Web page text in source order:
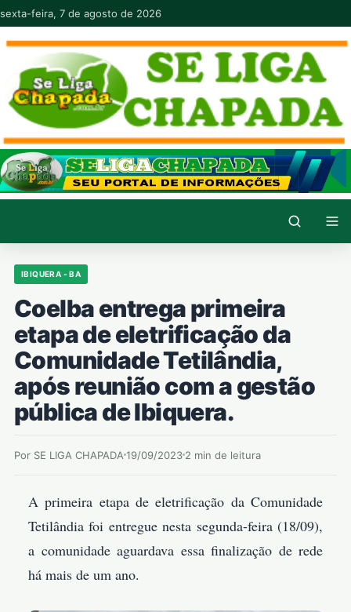
Pular para o conteúdo
sexta-feira, 7 de agosto de 2026
IBIQUERA - BA
Coelba entrega primeira
etapa de eletrificação da
Comunidade Tetilândia,
após reunião com a gestão
pública de Ibiquera.
Por SE LIGA CHAPADA 19/09/2023 2 min de leitura
A primeira etapa de eletrificação da Comunidade
Tetilândia foi entregue nesta segunda-feira (18/09),
a comunidade aguardava essa finalização de rede
há mais de um ano.